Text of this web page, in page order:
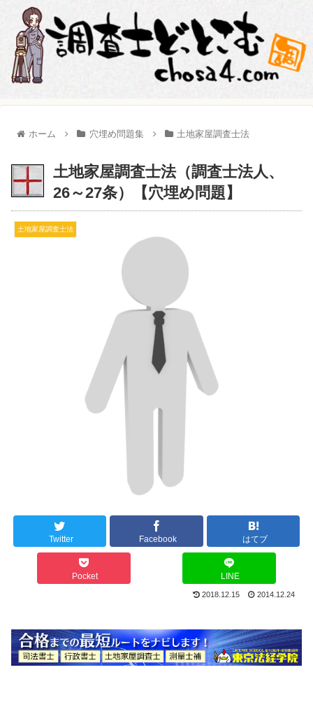
ホーム 穴埋め問題集 土地家屋調査士法
土地家屋調査士法（調査士法人、
26～27条）【穴埋め問題】
土地家屋調査士法
Twitter Facebook はてブ
Pocket LINE
2018.12.15 2014.12.24